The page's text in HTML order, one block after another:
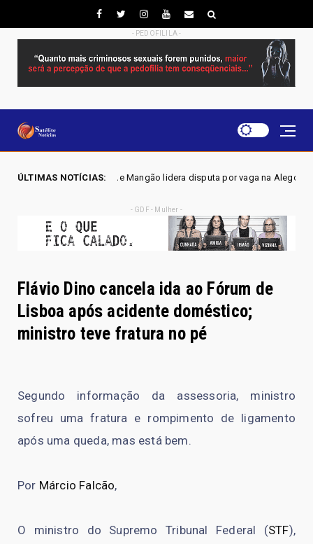
- PEDOFILILA -
ÚLTIMAS NOTÍCIAS:
Mangão lidera disputa por vaga na Alego em Novo Gama, aponta
- GDF - Mulher -
Flávio Dino cancela ida ao Fórum de
Lisboa após acidente doméstico;
ministro teve fratura no pé
Segundo informação da assessoria, ministro
sofreu uma fratura e rompimento de ligamento
após uma queda, mas está bem.
Por Márcio Falcão,
O ministro do Supremo Tribunal Federal (STF),